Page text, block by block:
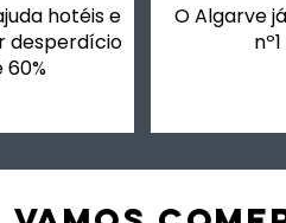
hotéis e
desperdício
O Algarve